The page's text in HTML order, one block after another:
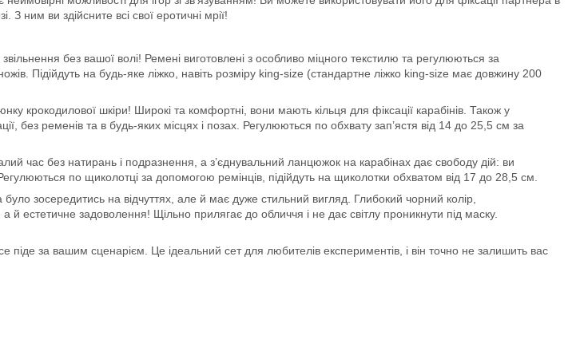
З ним ви здійсните всі свої еротичні мрії!
без вашої волі! Ремені виготовлені з особливо міцного текстилю та регулюються за
Підійдуть на будь-яке ліжко, навіть розміру king-size (стандартне ліжко king-size має довжину 200
крокодилової шкіри! Широкі та комфортні, вони мають кільця для фіксації карабінів. Також у
без ременів та в будь-яких місцях і позах. Регулюються по обхвату зап’ястя від 14 до 25,5 см за
час без натирань і подразнення, а з’єднувальний ланцюжок на карабінах дає свободу дій: ви
по щиколотці за допомогою ремінців, підійдуть на щиколотки обхватом від 17 до 28,5 см.
зосередитись на відчуттях, але й має дуже стильний вигляд. Глибокий чорний колір,
естетичне задоволення! Щільно прилягає до обличчя і не дає світлу проникнути під маску.
за вашим сценарієм. Це ідеальний сет для любителів експериментів, і він точно не залишить вас